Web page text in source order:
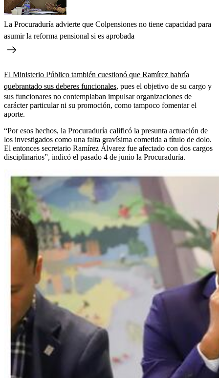
La Procuraduría advierte que Colpensiones no tiene capacidad para
asumir la reforma pensional si es aprobada
El Ministerio Público también cuestionó que Ramírez habría
quebrantado sus deberes funcionales, pues el objetivo de su cargo y
sus funcionares no contemplaban impulsar organizaciones de
carácter particular ni su promoción, como tampoco fomentar el
aporte.
“Por esos hechos, la Procuraduría calificó la presunta actuación de
los investigados como una falta gravísima cometida a título de dolo.
El entonces secretario Ramírez Álvarez fue afectado con dos cargos
disciplinarios”, indicó el pasado 4 de junio la Procuraduría.